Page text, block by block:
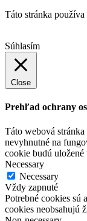
Táto stránka používa
Súhlasím
Close
Prehľad ochrany
Táto webová
nevyhnutné na
cookie budú
Necessary
Necessary
Vždy zapnuté
Potrebné cookies sú
cookies neobsahujú